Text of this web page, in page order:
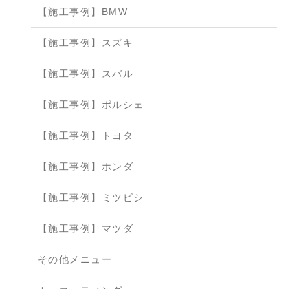
【施工事例】BMW
【施工事例】スズキ
【施工事例】スバル
【施工事例】ポルシェ
【施工事例】トヨタ
【施工事例】ホンダ
【施工事例】ミツビシ
【施工事例】マツダ
その他メニュー